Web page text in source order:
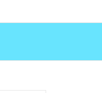
ein Tablet (iPad bzw.